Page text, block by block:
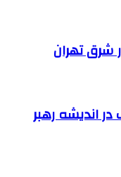
تهران
در اندیشه رهبر